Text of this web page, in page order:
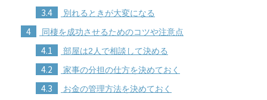
3.4 別れるときが大変になる
4 同棲を成功させるためのコツや注意点
4.1 部屋は2人で相談して決める
4.2 家事の分担の仕方を決めておく
4.3 お金の管理方法を決めておく